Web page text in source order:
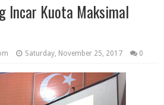
Incar Kuota Maksimal
Saturday, November 25, 2017 0